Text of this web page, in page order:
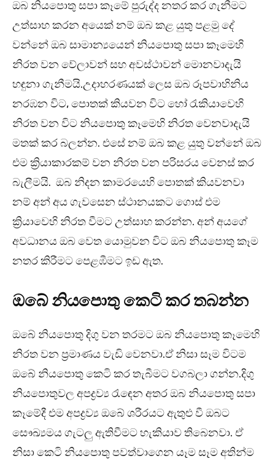
ඔබ නියපොතු සපා කෑමේ පුරුද්ද නතර කර ගැනීමට
උත්සාහ කරන අයෙක් නම් ඔබ කළ යුතු පළමු දේ
වන්නේ ඔබ සාමාන්‍යයෙන් නියපොතු සපා කෑමෙහි
නිරත වන වේලාවන් සහ අවස්ථාවන් මොනවාදැයි
හඳුනා ගැනීමයි.උදාහරණයක් ලෙස ඔබ රූපවාහිනිය
නරඹන විට, පොතක් කියවන විට හෝ රැකියාවෙහි
නිරත වන විට නියපොතු කෑමෙහි නිරත වෙනවාදැයි
මතක් කර බලන්න. එසේ නම් ඔබ කළ යුතු වන්නේ ඔබ
එම ක්‍රියාකාරකම් වන නිරත වන පරිසරය වෙනස් කර
බැලීමයි. ඔබ නිදන කාමරයෙහි පොතක් කියවනවා
නම් අන් අය ගැවසෙන ස්ථානයකට ගොස් එම
ක්‍රියාවෙහි නිරත වීමට උත්සාහ කරන්න. අන් අයගේ
අවධානය ඔබ වෙත යොමුවන විට ඔබ නියපොතු කෑම
නතර කිරීමට පෙළඹීමට ඉඩ ඇත.
ඔබේ නියපොතු කෙටි කර තබන්න
ඔබේ නියපොතු දිගු වන තරමට ඔබ නියපොතු කෑමෙහි
නිරත වන ප්‍රමාණය වැඩි වෙනවා.ඒ නිසා සෑම විටම
ඔබේ නියපොතු කෙටි කර තැබීමට වගබලා ගන්න.දිගු
නියපොතුවල අපද්‍රව්‍ය රැඳෙන අතර ඔබ නියපොතු සපා
කෑමේදී එම අපද්‍රව්‍ය ඔබේ ශරීරයට ඇතුළු වී ඔබට
සෞඛ්‍යමය ගැටලු ඇතිවීමට හැකියාව තිබෙනවා. ඒ
නිසා කෙටි නියපොතු පවත්වාගෙන යෑම සෑම අතින්ම